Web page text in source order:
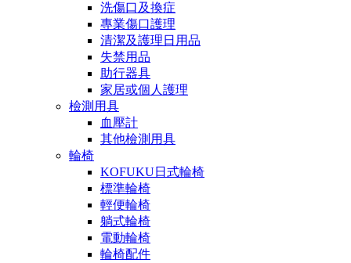
洗傷口及換症
專業傷口護理
清潔及護理日用品
失禁用品
助行器具
家居或個人護理
檢測用具
血壓計
其他檢測用具
輪椅
KOFUKU日式輪椅
標準輪椅
輕便輪椅
躺式輪椅
電動輪椅
輪椅配件